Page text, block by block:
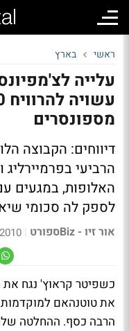
ראשי בארץ
עלייה
מספונסרים
דיווחים: הקבוצה
הרביעי
האלופות, במגעים
לספק לה סכומי
אור זיו - Bizספורט |
11:33
כשפיטר קראוץ' נגח
את טוטנהאם למוקדמות
הרבה כסף. ההחלטה